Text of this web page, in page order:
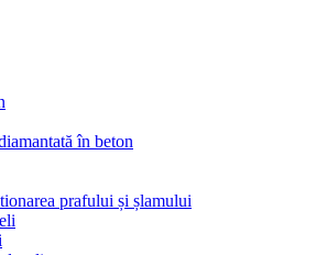
în beton
prafului și șlamului